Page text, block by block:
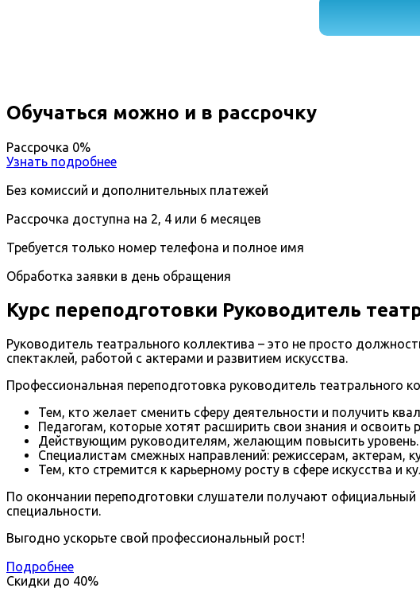
Обучаться можно и в рассрочку
Рассрочка 0%
Узнать подробнее
Без комиссий и дополнительных платежей
Рассрочка доступна на 2, 4 или 6 месяцев
Требуется только номер телефона и полное имя
Обработка заявки в день обращения
Курс переподготовки Руководитель
Руководитель театрального коллектива – это не просто
спектаклей, работой с актерами и развитием искусства.
Профессиональная переподготовка руководитель театрального
Тем, кто желает сменить сферу деятельности и получить
Педагогам, которые хотят расширить свои знания и освоить
Действующим руководителям, желающим повысить уровень.
Специалистам смежных направлений: режиссерам, актерам,
Тем, кто стремится к карьерному росту в сфере искусства и
По окончании переподготовки слушатели получают
специальности.
Выгодно ускорьте свой профессиональный рост!
Подробнее
Скидки до 40%